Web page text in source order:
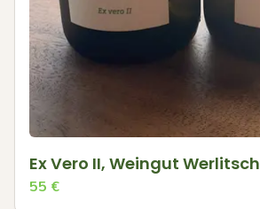
Ex Vero II, Weingut Werlitsch
55 €